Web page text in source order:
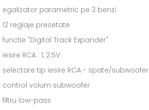
egalizator parametric pe 3 benzi
12 reglaje presetate
functie "Digital Track Expander"
iesire RCA : 1, 2.5V
selectare tip iesire RCA - spate/subwoofer
control volum subwoofer
filtru low-pass